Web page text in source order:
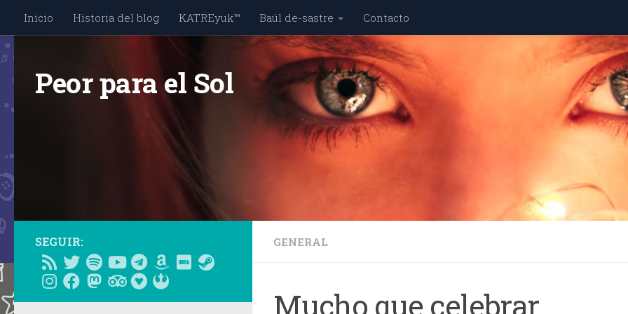
Saltar al contenido
Inicio Historia del blog KATREyuk™ Baúl de-sastre Contacto
Peor para el Sol
GENERAL
Mucho que celebrar
SEGUIR: